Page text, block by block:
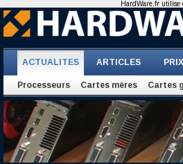
ACTUALITES ARTICLES PRIX
Processeurs Cartes mères Cartes
HardWare.fr utilise